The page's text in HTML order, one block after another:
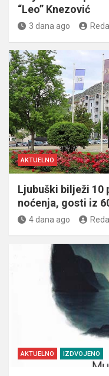
“Leo” Knezović
3 dana ago
AKTUELNO
Ljubuški bilježi
noćenja, gosti iz
4 dana ago
AKTUELNO IZDVOJENO